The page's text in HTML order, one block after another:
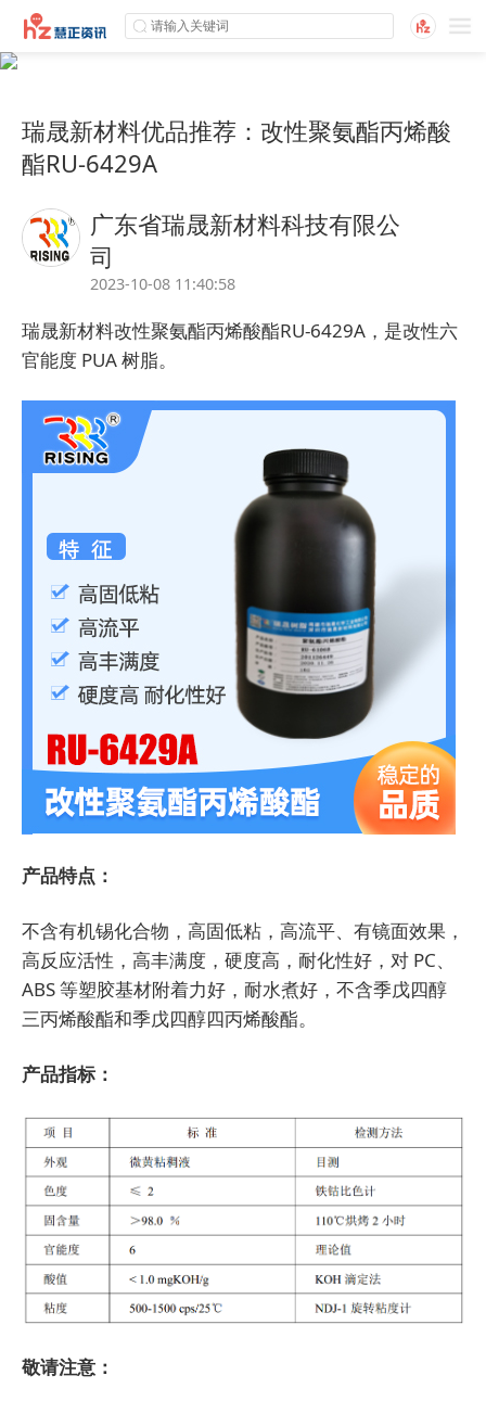
瑞晟新材料优品推荐：改性聚氨酯丙烯酸
酯RU-6429A
广东省瑞晟新材料科技有限公
司
2023-10-08 11:40:58
瑞晟新材料改性聚氨酯丙烯酸酯RU-6429A，是改性六
官能度 PUA 树脂。
产品特点：
不含有机锡化合物，高固低粘，高流平、有镜面效果，
高反应活性，高丰满度，硬度高，耐化性好，对 PC、
ABS 等塑胶基材附着力好，耐水煮好，不含季戊四醇
三丙烯酸酯和季戊四醇四丙烯酸酯。
产品指标：
敬请注意：